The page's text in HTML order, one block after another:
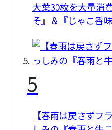
大葉30枚を大量消
そ』＆『じゃこ香
5
【春雨は戻さずフ